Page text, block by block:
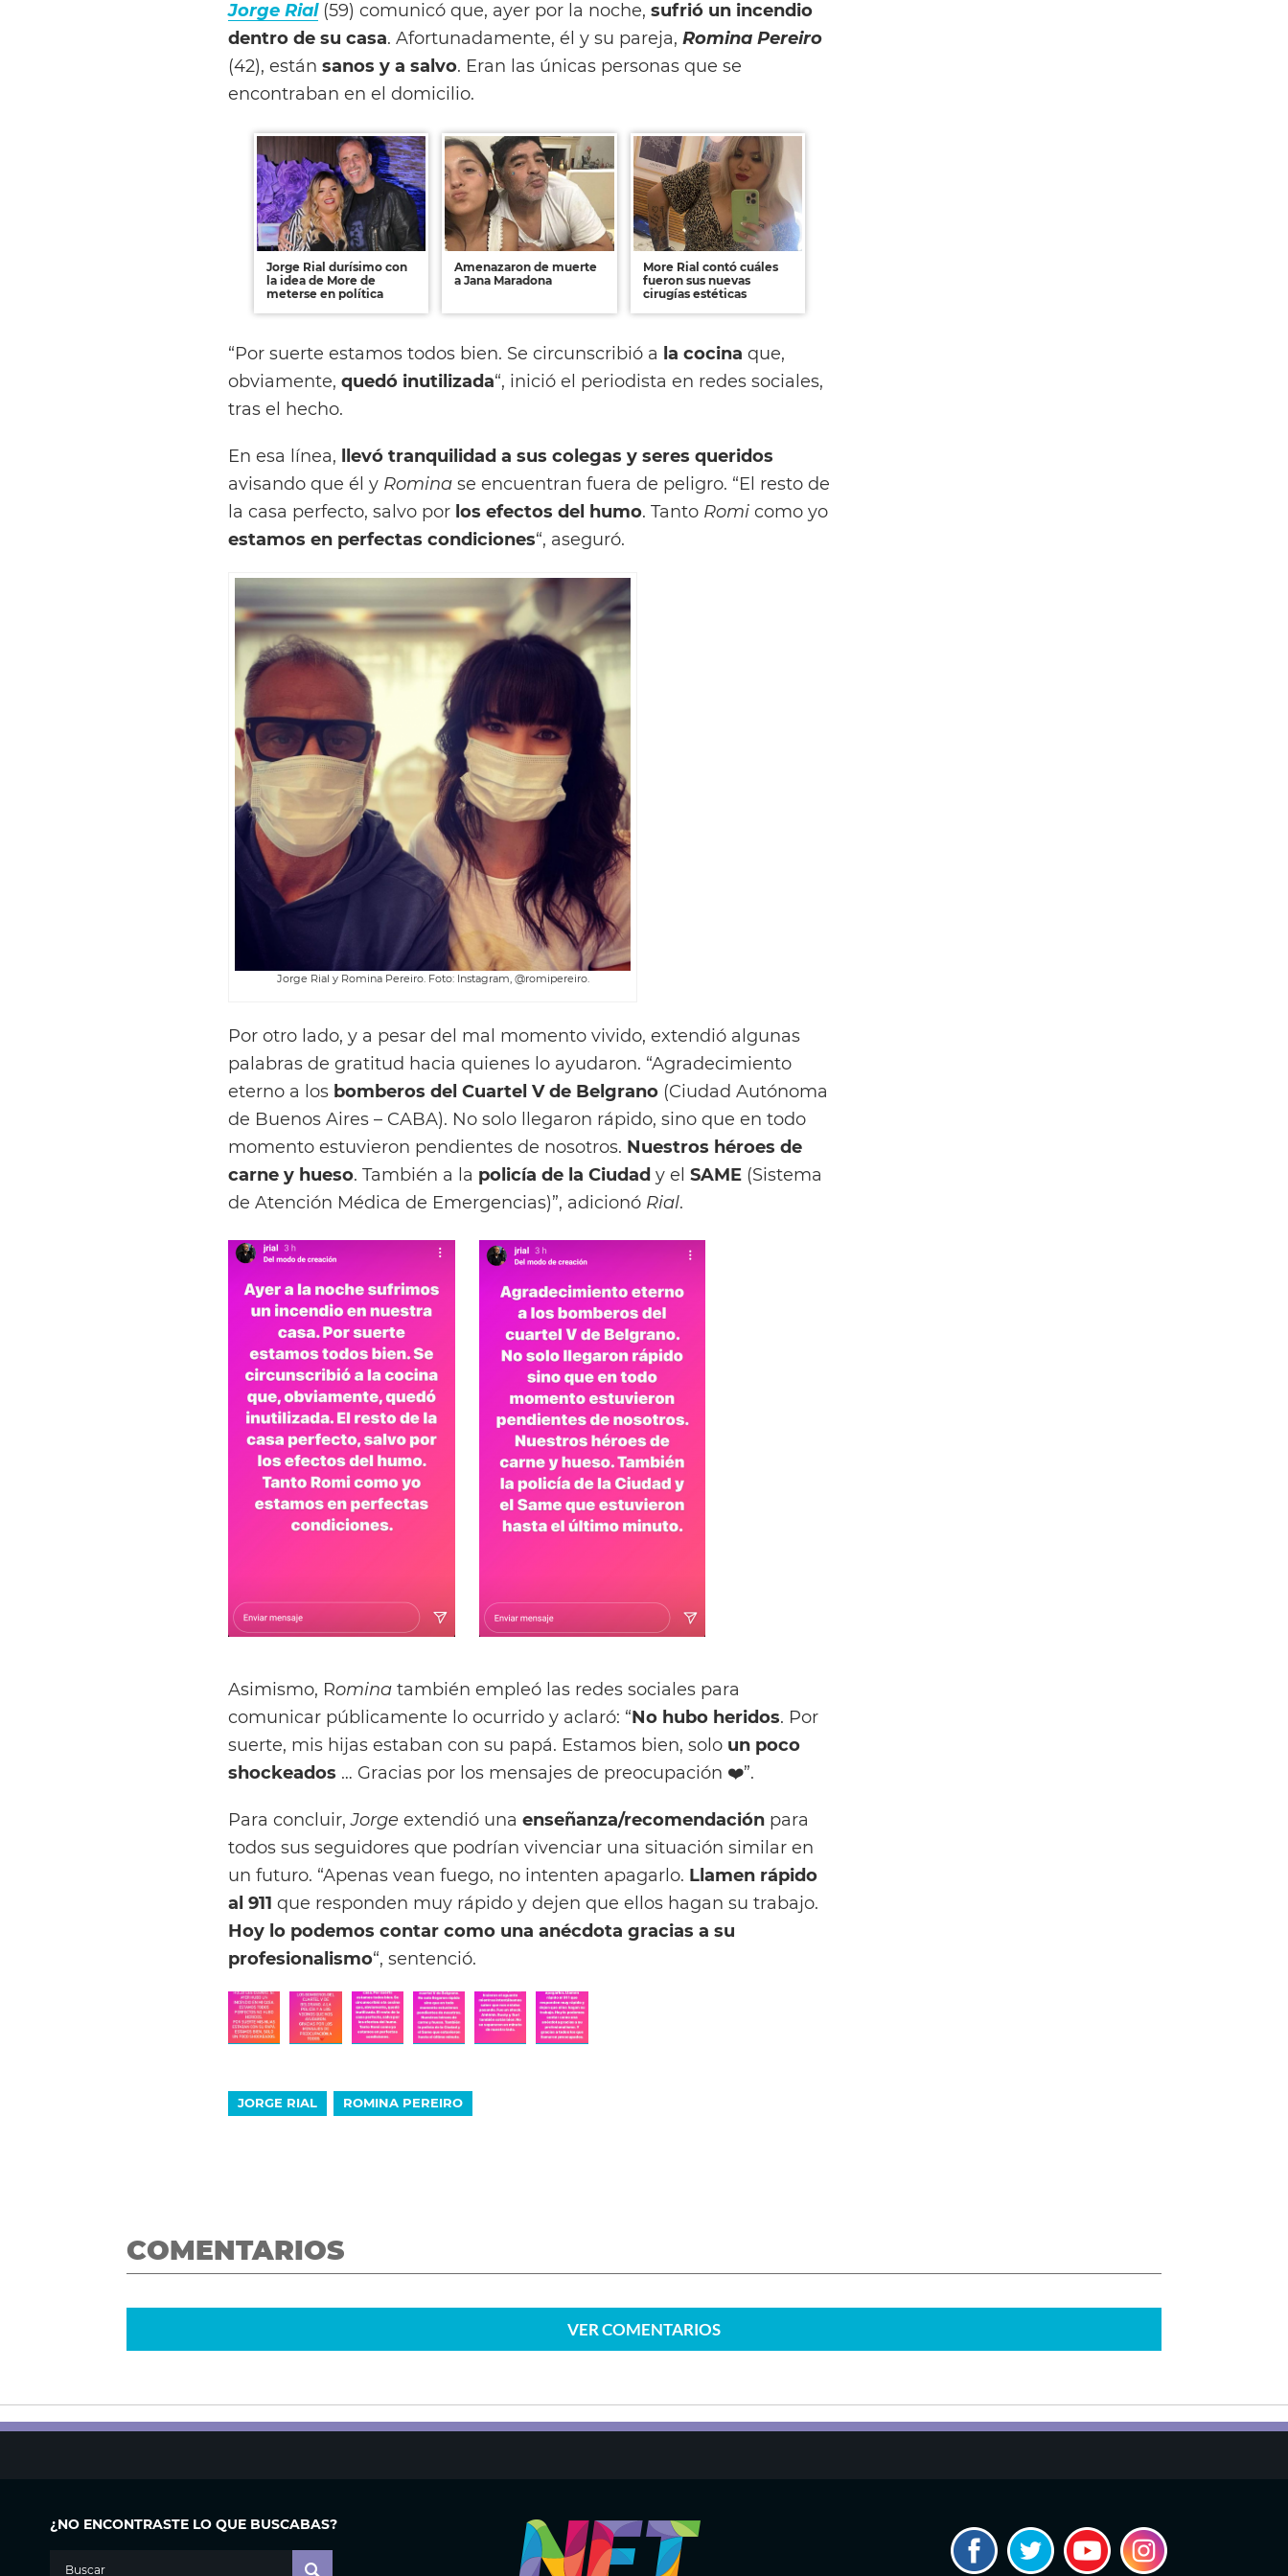
Jorge Rial(59) comunicó que, ayer por la noche, sufrió un incendio
dentro de su casa. Afortunadamente, él y su pareja, Romina Pereiro
(42), están sanos y a salvo. Eran las únicas personas que se
encontraban en el domicilio.
Jorge Rial durísimo con
la idea de More de
meterse en política
Amenazaron de muerte
a Jana Maradona
More Rial contó cuáles
fueron sus nuevas
cirugías estéticas
“Por suerte estamos todos bien. Se circunscribió a la cocina que,
obviamente, quedó inutilizada“, inició el periodista en redes sociales,
tras el hecho.
En esa línea, llevó tranquilidad a sus colegas y seres queridos
avisando que él y Romina se encuentran fuera de peligro. “El resto de
la casa perfecto, salvo por los efectos del humo. Tanto Romi como yo
estamos en perfectas condiciones“, aseguró.
Jorge Rial y Romina Pereiro. Foto: Instagram, @romipereiro.
Por otro lado, y a pesar del mal momento vivido, extendió algunas
palabras de gratitud hacia quienes lo ayudaron. “Agradecimiento
eterno a los bomberos del Cuartel V de Belgrano (Ciudad Autónoma
de Buenos Aires – CABA). No solo llegaron rápido, sino que en todo
momento estuvieron pendientes de nosotros. Nuestros héroes de
carne y hueso. También a la policía de la Ciudad y el SAME (Sistema
de Atención Médica de Emergencias)”, adicionó Rial.
Asimismo, Romina también empleó las redes sociales para
comunicar públicamente lo ocurrido y aclaró: “No hubo heridos. Por
suerte, mis hijas estaban con su papá. Estamos bien, solo un poco
shockeados … Gracias por los mensajes de preocupación ❤️”.
Para concluir,Jorge extendió una enseñanza/recomendación para
todos sus seguidores que podrían vivenciar una situación similar en
un futuro. “Apenas vean fuego, no intenten apagarlo. Llamen rápido
al 911 que responden muy rápido y dejen que ellos hagan su trabajo.
Hoy lo podemos contar como una anécdota gracias a su
profesionalismo“, sentenció.
JORGE RIAL ROMINA PEREIRO
COMENTARIOS
VERCOMENTARIOS
¿NO ENCONTRASTE LO QUE BUSCABAS?